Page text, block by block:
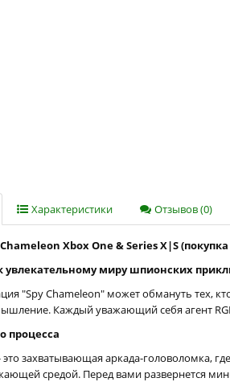
Характеристики Отзывов (0)
Chameleon Xbox One & Series X|S
увлекательному миру шпионских
"Spy Chameleon" может обмануть тех,
Каждый уважающий себя агент
процесса
захватывающая аркада-головоломка,
средой. Перед вами развернется